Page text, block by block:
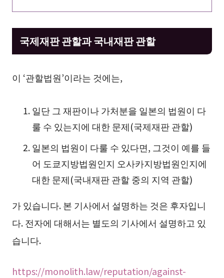
국제재판 관할과 국내재판 관할
이 ‘관할법원’이라는 것에는,
일단 그 재판이나 가처분을 일본의 법원이 다
룰 수 있는지에 대한 문제(국제재판 관할)
일본의 법원이 다룰 수 있다면, 그것이 예를 들
어 도쿄지방법원인지 오사카지방법원인지에
대한 문제(국내재판 관할 중의 지역 관할)
가 있습니다. 본 기사에서 설명하는 것은 후자입니
다. 전자에 대해서는 별도의 기사에서 설명하고 있
습니다.
https://monolith.law/reputation/against-